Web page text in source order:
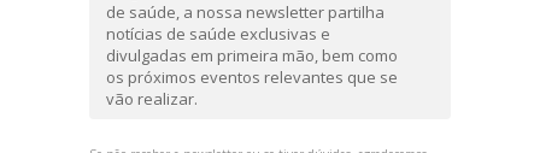
de saúde, a nossa newsletter partilha
notícias de saúde exclusivas e
divulgadas em primeira mão, bem como
os próximos eventos relevantes que se
vão realizar.